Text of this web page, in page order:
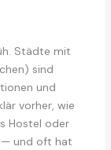
Städte mit
sind
und
vorher, wie
Hostel oder
— und oft hat